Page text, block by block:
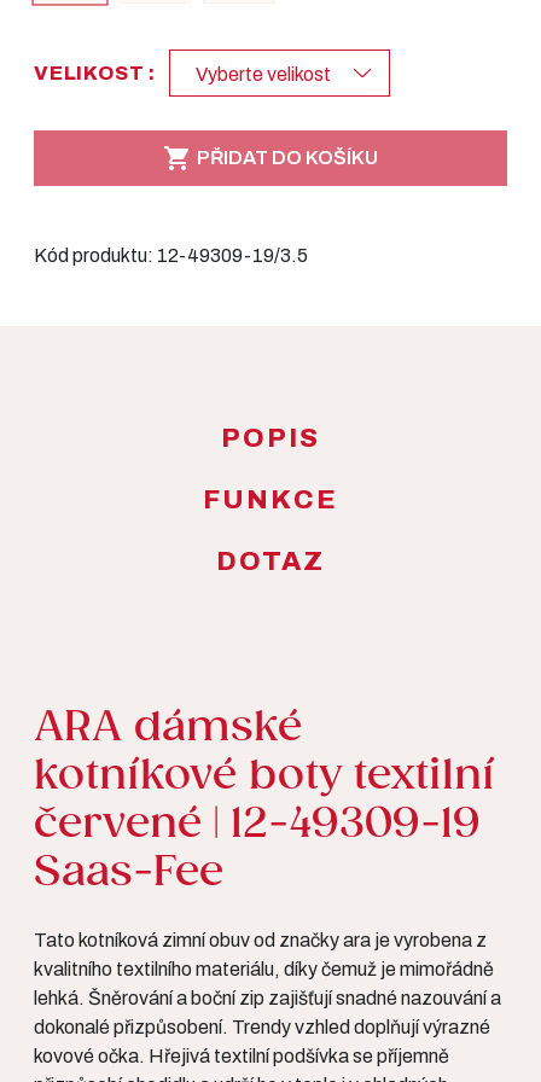
VELIKOST : Vyberte velikost
 PŘIDAT DO KOŠÍKU
Kód produktu: 12-49309-19/3.5
POPIS
FUNKCE
DOTAZ
ARA dámské
kotníkové boty textilní
červené | 12-49309-19
Saas-Fee
Tato kotníková zimní obuv od značky ara je vyrobena z
kvalitního textilního materiálu, díky čemuž je mimořádně
lehká. Šněrování a boční zip zajišťují snadné nazouvání a
dokonalé přizpůsobení. Trendy vzhled doplňují výrazné
kovové očka. Hřejivá textilní podšívka se příjemně